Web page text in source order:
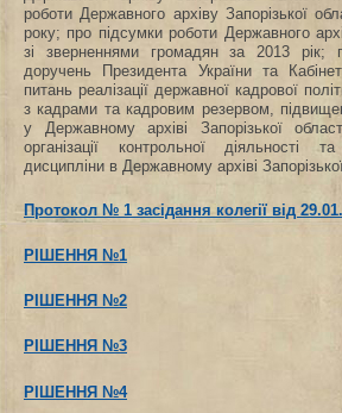
роботи Державного архіву Запорізької
року; про підсумки роботи Державного
зі зверненнями громадян за 2013 рік;
доручень Президента України та
питань реалізації державної кадрової
з кадрами та кадровим резервом,
у Державному архіві Запорізької
організації контрольної діяльності
дисципліни в Державному архіві
Протокол № 1 засідання колегії від
РІШЕННЯ №1
РІШЕННЯ №2
РІШЕННЯ №3
РІШЕННЯ №4